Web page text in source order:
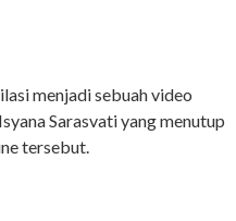
menjadi sebuah video
Sarasvati yang menutup
tersebut.